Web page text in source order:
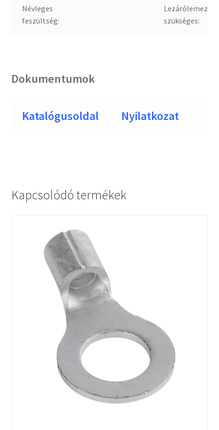
Névleges
feszültség:
Lezárólemez
szükséges:
Dokumentumok
Katalógusoldal Nyilatkozat
Kapcsolódó termékek